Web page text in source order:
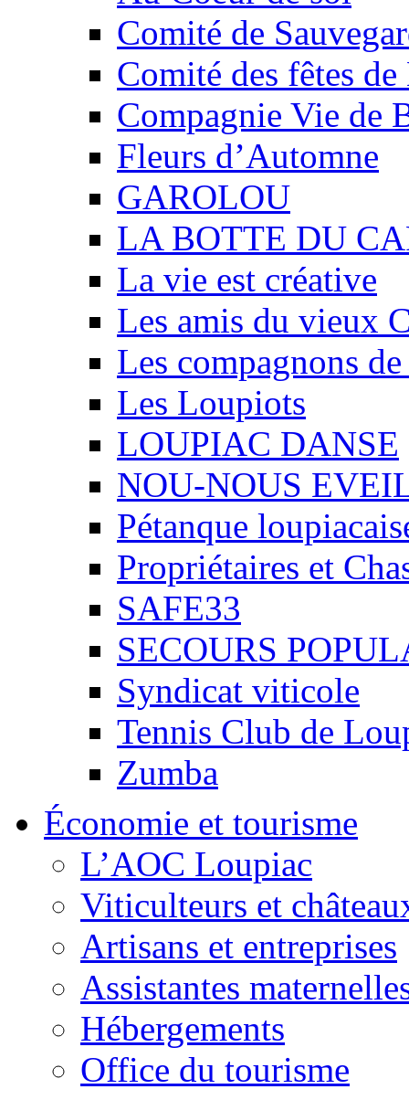
Comité de
Comité des fêtes
Compagnie Vie de
Fleurs d’Automne
GAROLOU
LA BOTTE DU
La vie est créative
Les amis du vieux
Les compagnons
Les Loupiots
LOUPIAC DANSE
NOU-NOUS
Pétanque
Propriétaires et
SAFE33
SECOURS
Syndicat viticole
Tennis Club de
Zumba
Économie et tourisme
L’AOC Loupiac
Viticulteurs et
Artisans et entreprises
Assistantes
Hébergements
Office du tourisme